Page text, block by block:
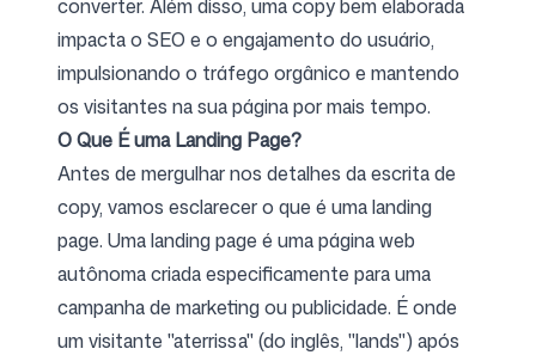
Contato
Entrar Cadastrar-se
Siga-nos
converter. Além disso, uma copy bem elaborada
impacta o SEO e o engajamento do usuário,
impulsionando o tráfego orgânico e mantendo
os visitantes na sua página por mais tempo.
O Que É uma Landing Page?
Antes de mergulhar nos detalhes da escrita de
copy, vamos esclarecer o que é uma landing
page. Uma landing page é uma página web
autônoma criada especificamente para uma
campanha de marketing ou publicidade. É onde
um visitante "aterrissa" (do inglês, "lands") após